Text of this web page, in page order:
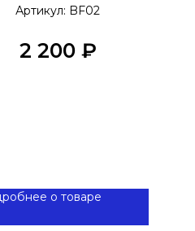
300см
Артикул: BF02
2 200 ₽
о товаре